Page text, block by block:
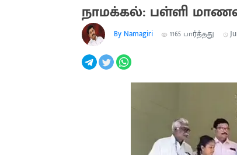
நாமக்கல்: பள்ளி
By Namagiri 1165 பார்த்தது